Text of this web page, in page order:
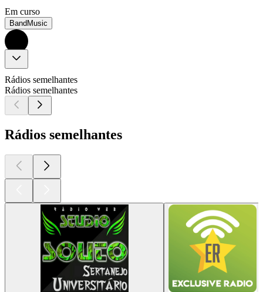
Em curso
BandMusic
Rádios semelhantes
Rádios semelhantes
Rádios semelhantes